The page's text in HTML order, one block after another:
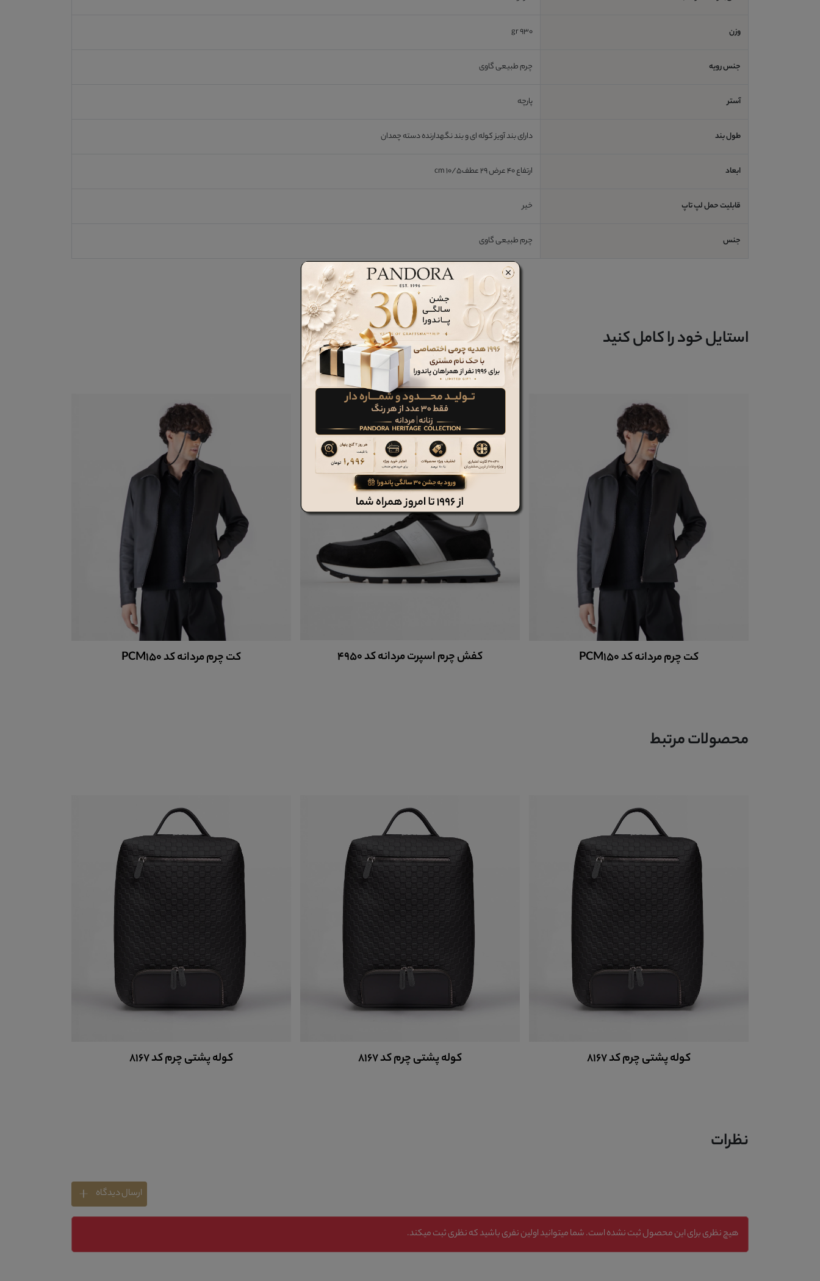
وزن 930 gr
جنس رویه چرم طبیعی گاوی
آستر پارچه
طول بند دارای بند آویز کوله ای و بند نگهدارنده دسته چمدان
ابعاد ارتفاع 40 عرض 29 عطف10/5 cm
قابلیت حمل لپ تاپ خیر
جنس چرم طبیعی گاوی
استایل خود را کامل کنید
کت چرم مردانه کد PCM150 کفش چرم اسپرت مردانه کد 4950 کت چرم مردانه کد PCM150
محصولات مرتبط
کوله پشتی چرم کد 8167 کوله پشتی چرم کد 8167 کوله پشتی چرم کد 8167
نظرات
ارسال دیدگاه
هیچ نظری برای این محصول ثبت نشده است. شما میتوانید اولین نفری باشید که نظری ثبت میکند.